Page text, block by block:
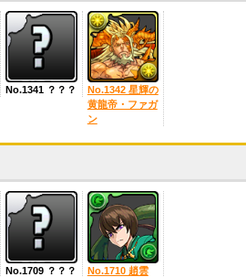
No.1341 ？？？
No.1342 星輝の
黄龍帝・ファガ
ン
No.1709 ？？？ No.1710 趙雲